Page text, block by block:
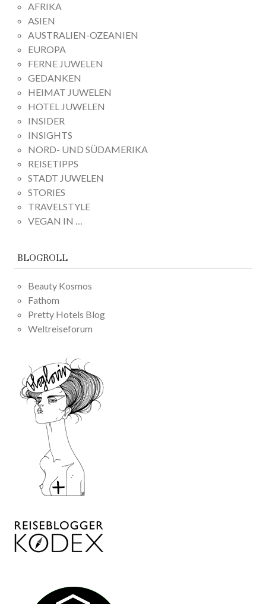
AFRIKA
ASIEN
AUSTRALIEN-OZEANIEN
EUROPA
FERNE JUWELEN
GEDANKEN
HEIMAT JUWELEN
HOTEL JUWELEN
INSIDER
INSIGHTS
NORD- UND SÜDAMERIKA
REISETIPPS
STADT JUWELEN
STORIES
TRAVELSTYLE
VEGAN IN …
BLOGROLL
Beauty Kosmos
Fathom
Pretty Hotels Blog
Weltreiseforum